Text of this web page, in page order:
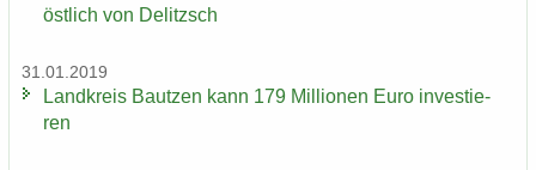
öst­lich von De­litzsch
31.01.2019
Land­kreis Baut­zen kann 179 Mil­lio­nen Euro in­ves­tie­
ren